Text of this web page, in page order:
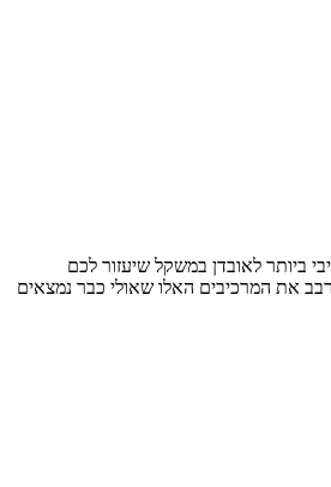
ביותר לאובדן במשקל שיעזור לכם
את המרכיבים האלו שאולי כבר נמצאים